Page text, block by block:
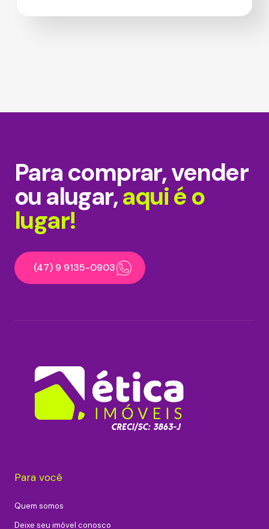
Para comprar, vender
ou alugar,aqui é o
lugar!
(47) 9 9135-0903
Para você
Quem somos
Deixe seu imóvel conosco